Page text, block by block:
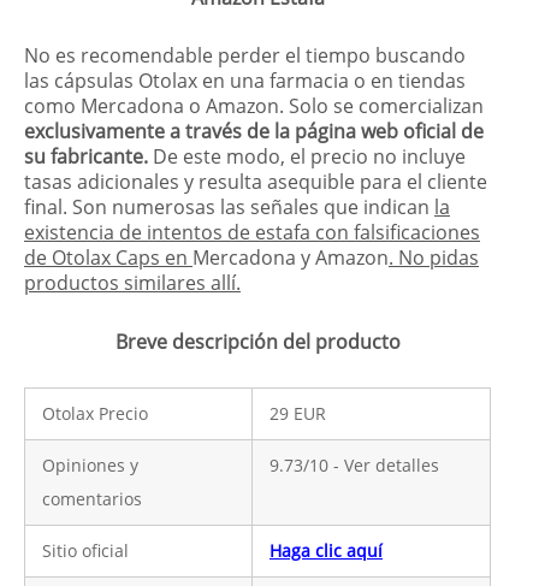
No es recomendable perder el tiempo buscando
las cápsulas Otolax en una farmacia o en tiendas
como Mercadona o Amazon. Solo se comercializan
exclusivamente a través de la página web oficial de
su fabricante. De este modo, el precio no incluye
tasas adicionales y resulta asequible para el cliente
final. Son numerosas las señales que indican la
existencia de intentos de estafa con falsificaciones
de Otolax Caps en Mercadona y Amazon. No pidas
productos similares allí.
Breve descripción del producto
Otolax Precio 29 EUR
Opiniones y
comentarios
9.73/10 - Ver detalles
Sitio oficial Haga clic aquí